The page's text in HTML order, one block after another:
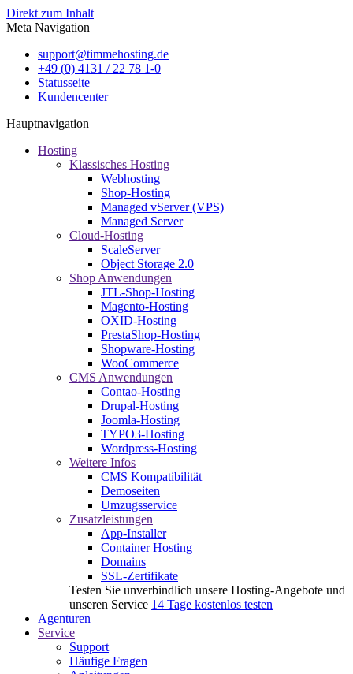
Direkt zum Inhalt
Meta Navigation
support@timmehosting.de
+49 (0) 4131 / 22 78 1-0
Statusseite
Kundencenter
Hauptnavigation
Hosting
Klassisches Hosting
Webhosting
Shop-Hosting
Managed vServer (VPS)
Managed Server
Cloud-Hosting
ScaleServer
Object Storage 2.0
Shop Anwendungen
JTL-Shop-Hosting
Magento-Hosting
OXID-Hosting
PrestaShop-Hosting
Shopware-Hosting
WooCommerce
CMS Anwendungen
Contao-Hosting
Drupal-Hosting
Joomla-Hosting
TYPO3-Hosting
Wordpress-Hosting
Weitere Infos
CMS Kompatibilität
Demoseiten
Umzugsservice
Zusatzleistungen
App-Installer
Container Hosting
Domains
SSL-Zertifikate
Testen Sie unverbindlich unsere Hosting-Angebote und
unseren Service 14 Tage kostenlos testen
Agenturen
Service
Support
Häufige Fragen